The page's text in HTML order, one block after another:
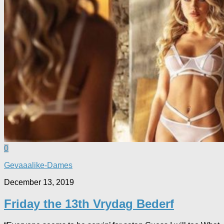
0
Gevaaalike-Dames
December 13, 2019
Friday the 13th Vrydag Bederf